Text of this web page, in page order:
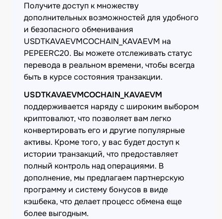
Получите доступ к множеству
дополнительных возможностей для удобного
и безопасного обменивания
USDTKAVAEVMCOCHAIN_KAVAEVM на
PEPEERC20. Вы можете отслеживать статус
перевода в реальном времени, чтобы всегда
быть в курсе состояния транзакции.
USDTKAVAEVMCOCHAIN_KAVAEVM
поддерживается наряду с широким выбором
криптовалют, что позволяет вам легко
конвертировать его и другие популярные
активы. Кроме того, у вас будет доступ к
истории транзакций, что предоставляет
полный контроль над операциями. В
дополнение, мы предлагаем партнерскую
программу и систему бонусов в виде
кэшбека, что делает процесс обмена еще
более выгодным.